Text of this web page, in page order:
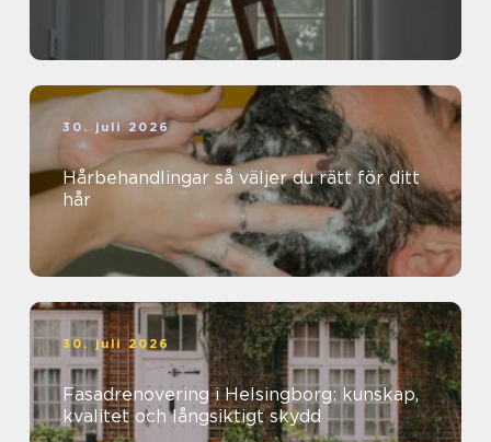
30. juli 2026
Hårbehandlingar så väljer du rätt för ditt
hår
30. juli 2026
Fasadrenovering i Helsingborg: kunskap,
kvalitet och långsiktigt skydd